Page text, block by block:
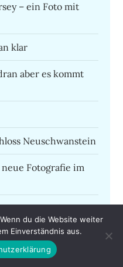
– ein Foto mit
klar
aber es kommt
Neuschwanstein
Fotografie im
Zeitalter
– Bokeh ist die
du die Website weiter
Einverständnis aus.